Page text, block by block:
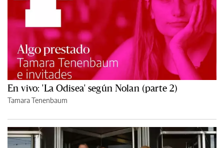
En vivo: 'La Odisea' según Nolan (parte 2)
Tamara Tenenbaum